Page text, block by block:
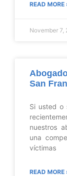
READ MORE
November 7,
San
Si usted o
nuestros
una
víctimas
READ MORE